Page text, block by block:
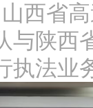
西省
与陕西
执法业